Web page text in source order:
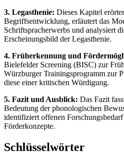
3. Legasthenie: Dieses Kapitel
Begriffsentwicklung, erläutert das
Schriftspracherwerbs und analysiert
Erscheinungsbild der Legasthenie.
4. Früherkennung und
Bielefelder Screening (BISC) zur
Würzburger Trainingsprogramm zur
diese einer kritischen Würdigung.
5. Fazit und Ausblick: Das Fazit
Bedeutung der phonologischen
identifiziert offenen
Förderkonzepte.
Schlüsselwörter